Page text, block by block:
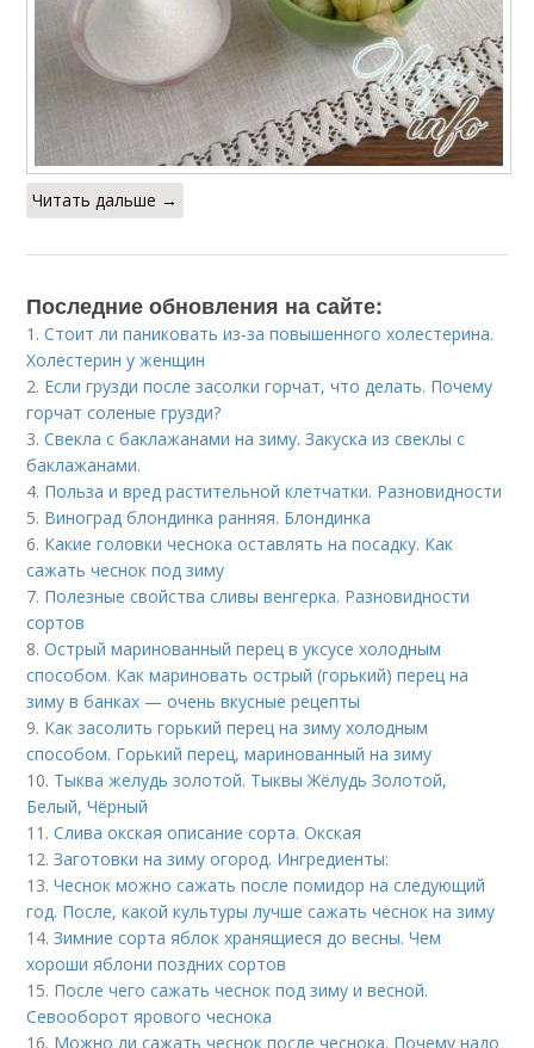
Читать дальше →
Последние обновления на сайте:
1.Стоит ли паниковать из-за повышенного холестерина.
Холестерин у женщин
2. Если грузди после засолки горчат, что делать. Почему
горчат соленые грузди?
3.Свекла с баклажанами на зиму. Закуска из свеклы с
баклажанами.
4. Польза и вред растительной клетчатки. Разновидности
5. Виноград блондинка ранняя. Блондинка
6. Какие головки чеснока оставлять на посадку. Как
сажать чеснок под зиму
7. Полезные свойства сливы венгерка. Разновидности
сортов
8.Острый маринованный перец в уксусе холодным
способом. Как мариновать острый (горький) перец на
зиму в банках — очень вкусные рецепты
9. Как засолить горький перец на зиму холодным
способом. Горький перец, маринованный на зиму
10. Тыква желудь золотой. Тыквы Жёлудь Золотой,
Белый, Чёрный
11.Слива окская описание сорта. Окская
12.Заготовки на зиму огород. Ингредиенты:
13.Чеснок можно сажать после помидор на следующий
год. После, какой культуры лучше сажать чеснок на зиму
14.Зимние сорта яблок хранящиеся до весны. Чем
хороши яблони поздних сортов
15. После чего сажать чеснок под зиму и весной.
Севооборот ярового чеснока
16. Можно ли сажать чеснок после чеснока. Почему надо